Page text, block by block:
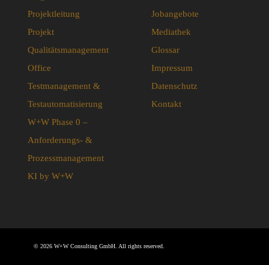
Projektleitung
Projekt
Qualitätsmanagement
Office
Testmanagement &
Testautomatisierung
W+W Phase 0 –
Anforderungs- &
Prozessmanagement
KI by W+W
Jobangebote
Mediathek
Glossar
Impressum
Datenschutz
Kontakt
© 2026 W+W Consulting GmbH. All rights reserved.